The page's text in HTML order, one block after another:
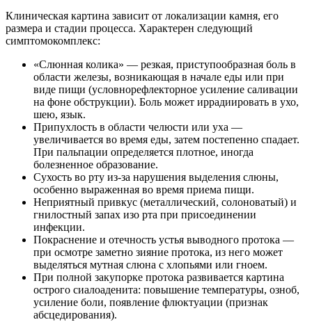
Клиническая картина зависит от локализации камня, его
размера и стадии процесса. Характерен следующий
симптомокомплекс:
«Слюнная колика» — резкая, приступообразная боль в
области железы, возникающая в начале еды или при
виде пищи (условнорефлекторное усиление саливации
на фоне обструкции). Боль может иррадиировать в ухо,
шею, язык.
Припухлость в области челюсти или уха —
увеличивается во время еды, затем постепенно спадает.
При пальпации определяется плотное, иногда
болезненное образование.
Сухость во рту из-за нарушения выделения слюны,
особенно выраженная во время приема пищи.
Неприятный привкус (металлический, солоноватый) и
гнилостный запах изо рта при присоединении
инфекции.
Покраснение и отечность устья выводного протока —
при осмотре заметно зияние протока, из него может
выделяться мутная слюна с хлопьями или гноем.
При полной закупорке протока развивается картина
острого сиалоаденита: повышение температуры, озноб,
усиление боли, появление флюктуации (признак
абсцедирования).